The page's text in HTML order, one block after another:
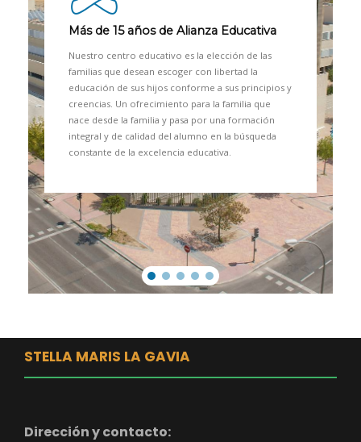
Más de 15 años de Alianza Educativa
Nuestro centro educativo es la elección de las
familias que desean escoger con libertad la
educación de sus hijos conforme a sus principios y
creencias. Un ofrecimiento para la familia que
nace desde la familia y pasa por una formación
integral y de calidad del alumno en la búsqueda
constante de la excelencia educativa.
STELLA MARIS LA GAVIA
Dirección y contacto: